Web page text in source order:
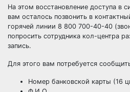
На этом восстановление доступа в
вам осталось позвонить в
горячей линии 8 800 700-40-40
попросить сотрудника кол-центра
запись.
Для этого вам потребуется
Номер банковской карты (16